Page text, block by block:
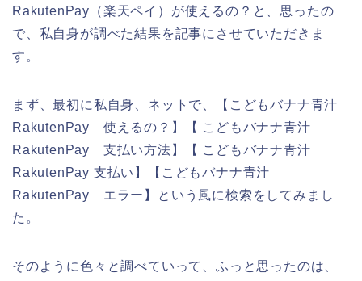
RakutenPay（楽天ペイ）が使えるの？と、思ったの
で、私自身が調べた結果を記事にさせていただきま
す。
まず、最初に私自身、ネットで、【こどもバナナ青汁
RakutenPay 使えるの？】【 こどもバナナ青汁
RakutenPay 支払い方法】【 こどもバナナ青汁
RakutenPay 支払い】【こどもバナナ青汁
RakutenPay エラー】という風に検索をしてみまし
た。
そのように色々と調べていって、ふっと思ったのは、